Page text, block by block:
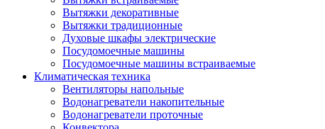
Вытяжки декоративные
Вытяжки традиционные
Духовые шкафы электрические
Посудомоечные машины
Посудомоечные машины встраиваемые
Климатическая техника
Вентиляторы напольные
Водонагреватели накопительные
Водонагреватели проточные